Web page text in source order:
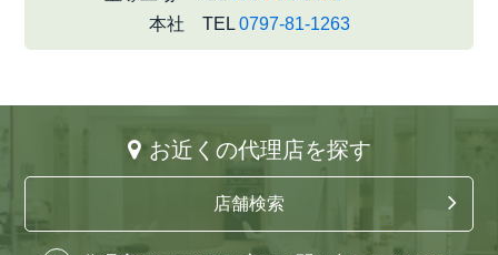
本社 TEL 0797-81-1263
お近くの代理店を探す
店舗検索